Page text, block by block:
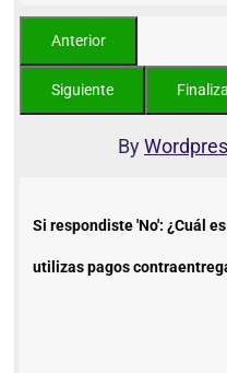
By
Si respondiste 'No': ¿Cuál
utilizas pagos